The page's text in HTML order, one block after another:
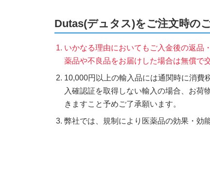
Dutas(デュタス)をご注文時の
いかなる理由においてもご入金後の返品
薬品や不良品をお届けした場合は無償で
10,000円以上の輸入品には通関時に消
入確認証を取得しない輸入の場合、お荷
きますこと予めご了承願います。
弊社では、規制により医薬品の効果・効